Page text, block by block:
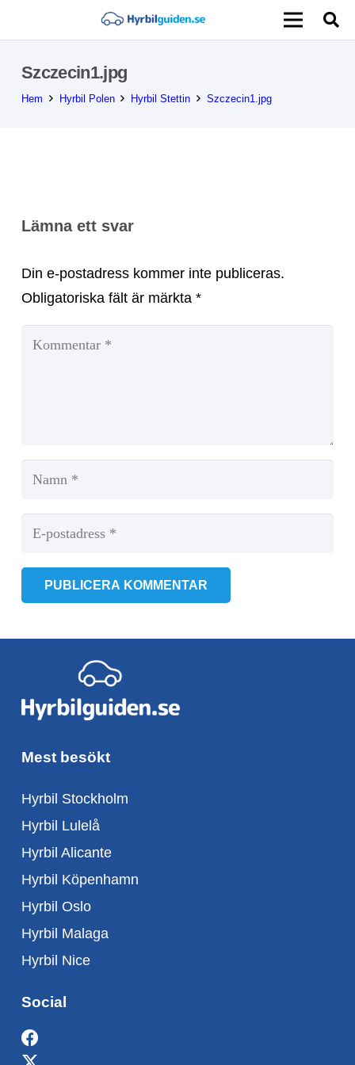
Szczecin1.jpg
Hem Hyrbil Polen Hyrbil Stettin Szczecin1.jpg
Lämna ett svar
Din e-postadress kommer inte publiceras.
Obligatoriska fält är märkta *
PUBLICERA KOMMENTAR
Mest besökt
Hyrbil Stockholm
Hyrbil Lulelå
Hyrbil Alicante
Hyrbil Köpenhamn
Hyrbil Oslo
Hyrbil Malaga
Hyrbil Nice
Social